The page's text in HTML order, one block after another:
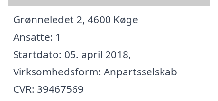
Grønneledet 2, 4600 Køge
Ansatte: 1
Startdato: 05. april 2018,
Virksomhedsform: Anpartsselskab
CVR: 39467569